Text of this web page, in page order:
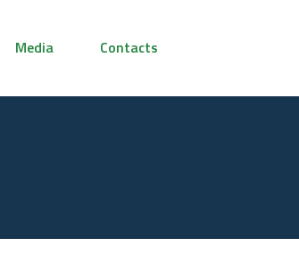
Media Contacts